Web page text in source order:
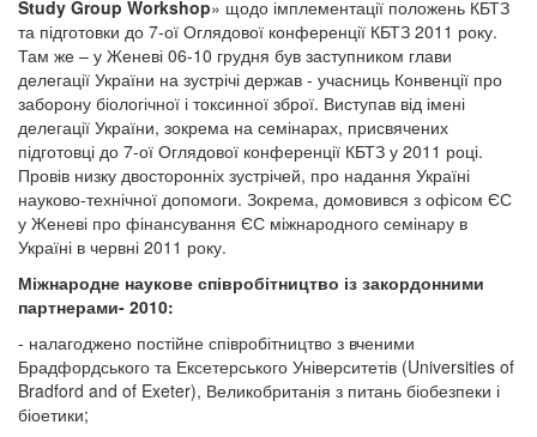
Study Group Workshop» щодо імплементації положень КБТЗ
та підготовки до 7-ої Оглядової конференції КБТЗ 2011 року.
Там же – у Женеві 06-10 грудня був заступником глави
делегації України на зустрічі держав - учасниць Конвенції про
заборону біологічної і токсинної зброї. Виступав від імені
делегації України, зокрема на семінарах, присвячених
підготовці до 7-ої Оглядової конференції КБТЗ у 2011 році.
Провів низку двосторонніх зустрічей, про надання Україні
науково-технічної допомоги. Зокрема, домовився з офісом ЄС
у Женеві про фінансування ЄС міжнародного семінару в
Україні в червні 2011 року.
Міжнародне наукове співробітництво із закордонними
партнерами- 2010:
- налагоджено постійне співробітництво з вченими
Брадфордського та Ексетерського Університетів (Universities of
Bradford and of Exeter), Великобританія з питань біобезпеки і
біоетики;